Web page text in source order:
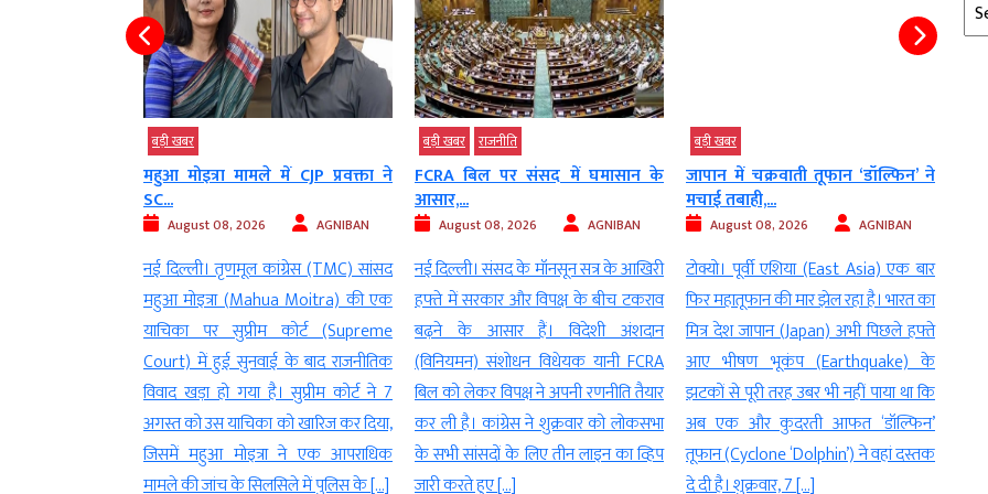
बड़ी खबर
महुआ मोइत्रा मामले में CJP प्रवक्ता ने
SC...
August 08, 2026 AGNIBAN
नई दिल्ली। तृणमूल कांग्रेस (TMC) सांसद
महुआ मोइत्रा (Mahua Moitra) की एक
याचिका पर सुप्रीम कोर्ट (Supreme
Court) में हुई सुनवाई के बाद राजनीतिक
विवाद खड़ा हो गया है। सुप्रीम कोर्ट ने 7
अगस्त को उस याचिका को खारिज कर दिया,
जिसमें महुआ मोइत्रा ने एक आपराधिक
मामले की जांच के सिलसिले में पुलिस के […]
बड़ी खबर राजनीति
FCRA बिल पर संसद में घमासान के
आसार,...
August 08, 2026 AGNIBAN
नई दिल्ली। संसद के मॉनसून सत्र के आखिरी
हफ्ते में सरकार और विपक्ष के बीच टकराव
बढ़ने के आसार हैं। विदेशी अंशदान
(विनियमन) संशोधन विधेयक यानी FCRA
बिल को लेकर विपक्ष ने अपनी रणनीति तैयार
कर ली है। कांग्रेस ने शुक्रवार को लोकसभा
के सभी सांसदों के लिए तीन लाइन का व्हिप
जारी करते हुए […]
बड़ी खबर
जापान में चक्रवाती तूफान ‘डॉल्फिन’ ने
मचाई तबाही,...
August 08, 2026 AGNIBAN
टोक्यो। पूर्वी एशिया (East Asia) एक बार
फिर महातूफान की मार झेल रहा है। भारत का
मित्र देश जापान (Japan) अभी पिछले हफ्ते
आए भीषण भूकंप (Earthquake) के
झटकों से पूरी तरह उबर भी नहीं पाया था कि
अब एक और कुदरती आफत ‘डॉल्फिन’
तूफान (Cyclone ‘Dolphin’) ने वहां दस्तक
दे दी है। शुक्रवार, 7 […]